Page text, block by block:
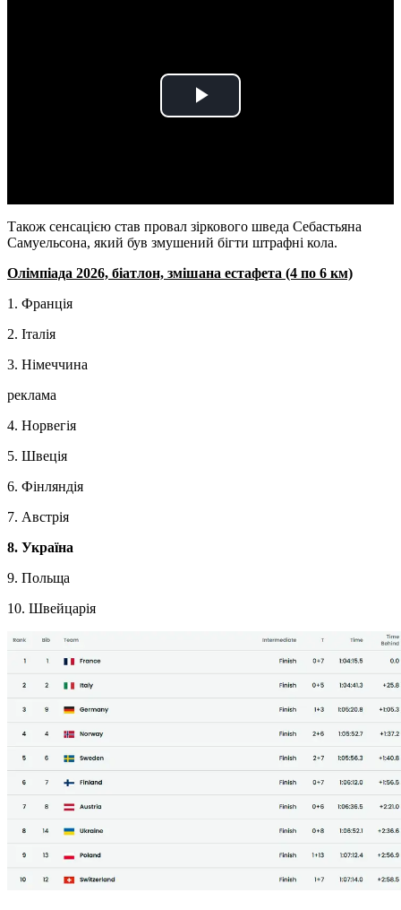
Play
Також сенсацією став провал зіркового шведа Себастьяна
Самуельсона, який був змушений бігти штрафні кола.
Олімпіада 2026, біатлон, змішана естафета (4 по 6 км)
1. Франція
2. Італія
3. Німеччина
реклама
4. Норвегія
5. Швеція
6. Фінляндія
7. Австрія
8. Україна
9. Польща
10. Швейцарія